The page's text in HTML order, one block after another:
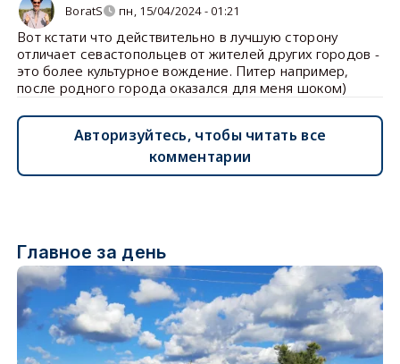
BoratS пн, 15/04/2024 - 01:21
Вот кстати что действительно в лучшую сторону
отличает севастопольцев от жителей других городов -
это более культурное вождение. Питер например,
после родного города оказался для меня шоком)
Авторизуйтесь, чтобы читать все
комментарии
Главное за день